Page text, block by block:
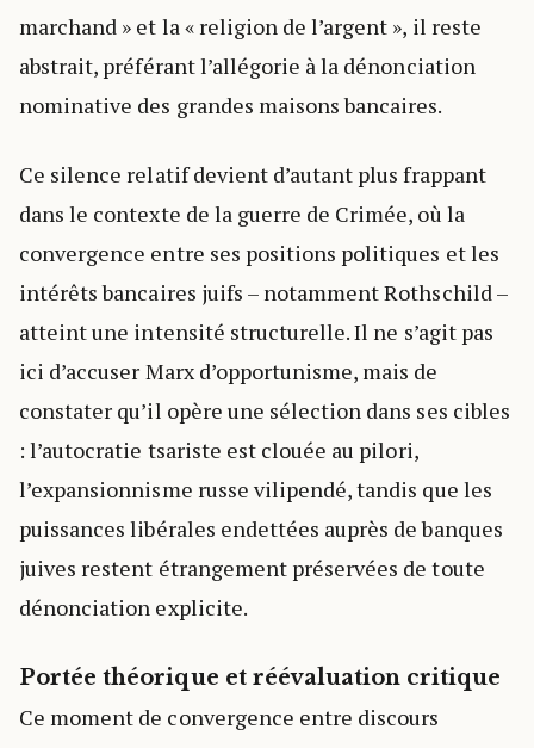
marchand » et la « religion de l’argent », il reste
abstrait, préférant l’allégorie à la dénonciation
nominative des grandes maisons bancaires.
Ce silence relatif devient d’autant plus frappant
dans le contexte de la guerre de Crimée, où la
convergence entre ses positions politiques et les
intérêts bancaires juifs – notamment Rothschild –
atteint une intensité structurelle. Il ne s’agit pas
ici d’accuser Marx d’opportunisme, mais de
constater qu’il opère une sélection dans ses cibles
: l’autocratie tsariste est clouée au pilori,
l’expansionnisme russe vilipendé, tandis que les
puissances libérales endettées auprès de banques
juives restent étrangement préservées de toute
dénonciation explicite.
Portée théorique et réévaluation critique
Ce moment de convergence entre discours